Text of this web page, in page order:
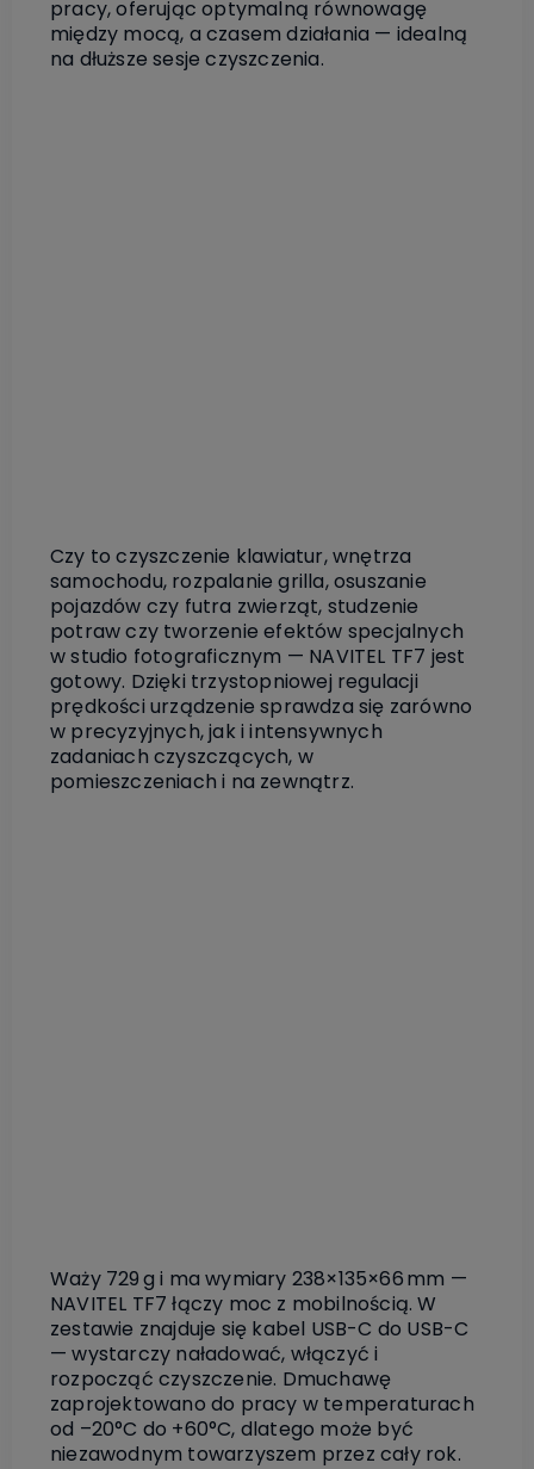
pracy, oferując optymalną równowagę
między mocą, a czasem działania — idealną
na dłuższe sesje czyszczenia.
Czy to czyszczenie klawiatur, wnętrza
samochodu, rozpalanie grilla, osuszanie
pojazdów czy futra zwierząt, studzenie
potraw czy tworzenie efektów specjalnych
w studio fotograficznym — NAVITEL TF7 jest
gotowy. Dzięki trzystopniowej regulacji
prędkości urządzenie sprawdza się zarówno
w precyzyjnych, jak i intensywnych
zadaniach czyszczących, w
pomieszczeniach i na zewnątrz.
Waży 729 g i ma wymiary 238×135×66 mm —
NAVITEL TF7 łączy moc z mobilnością. W
zestawie znajduje się kabel USB-C do USB-C
— wystarczy naładować, włączyć i
rozpocząć czyszczenie. Dmuchawę
zaprojektowano do pracy w temperaturach
od –20°C do +60°C, dlatego może być
niezawodnym towarzyszem przez cały rok.